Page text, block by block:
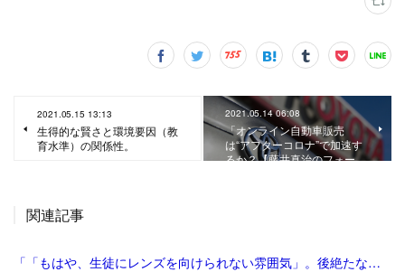
2021.05.15 13:13
生得的な賢さと環境要因（教
育水準）の関係性。
2021.05.14 06:08
「オンライン自動車販売
は“アフターコロナ”で加速す
るか？【藤井真治のフォー…
関連記事
「「もはや、生徒にレンズを向けられない雰囲気」。後絶たない教員による盗撮、現場に波紋――運動会や修学旅行控え、先生が萎縮するワケ | 鹿児島のニュース | 南日本新聞デジタル」